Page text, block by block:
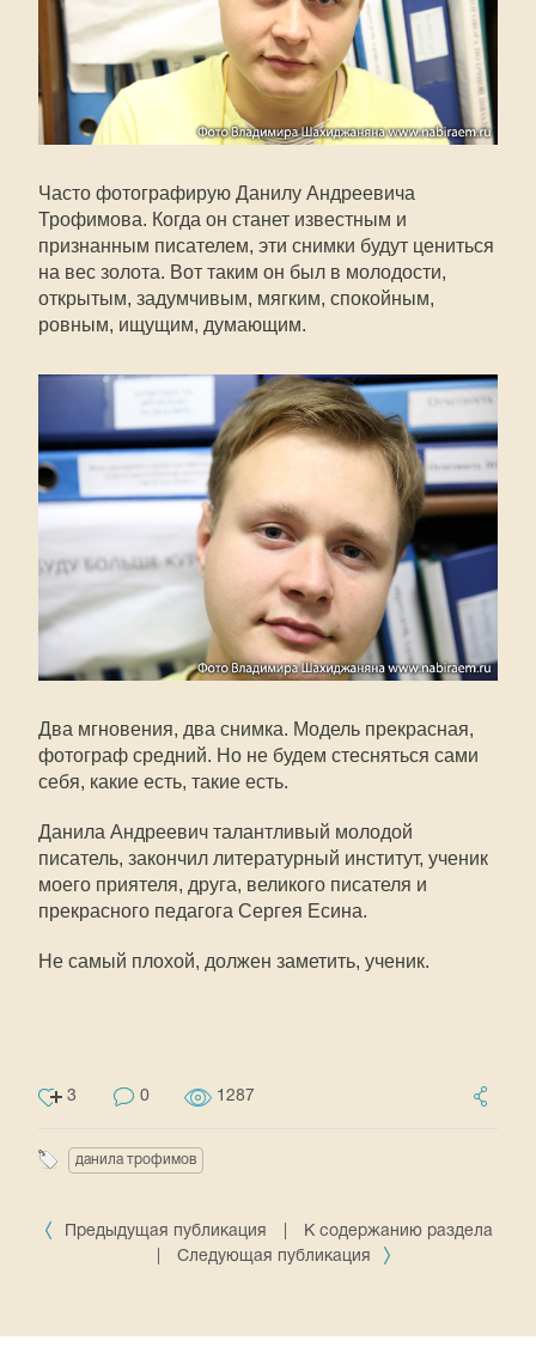
Часто фотографирую Данилу Андреевича
Трофимова. Когда он станет известным и
признанным писателем, эти снимки будут цениться
на вес золота. Вот таким он был в молодости,
открытым, задумчивым, мягким, спокойным,
ровным, ищущим, думающим.
Два мгновения, два снимка. Модель прекрасная,
фотограф средний. Но не будем стесняться сами
себя, какие есть, такие есть.
Данила Андреевич талантливый молодой
писатель, закончил литературный институт, ученик
моего приятеля, друга, великого писателя и
прекрасного педагога Сергея Есина.
Не самый плохой, должен заметить, ученик.
3 0 1287
данила трофимов
Предыдущая публикация
К содержанию раздела
Следующая публикация